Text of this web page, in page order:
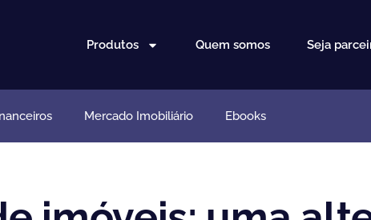
Produtos Quem somos Seja
Mercado Imobiliário Ebooks